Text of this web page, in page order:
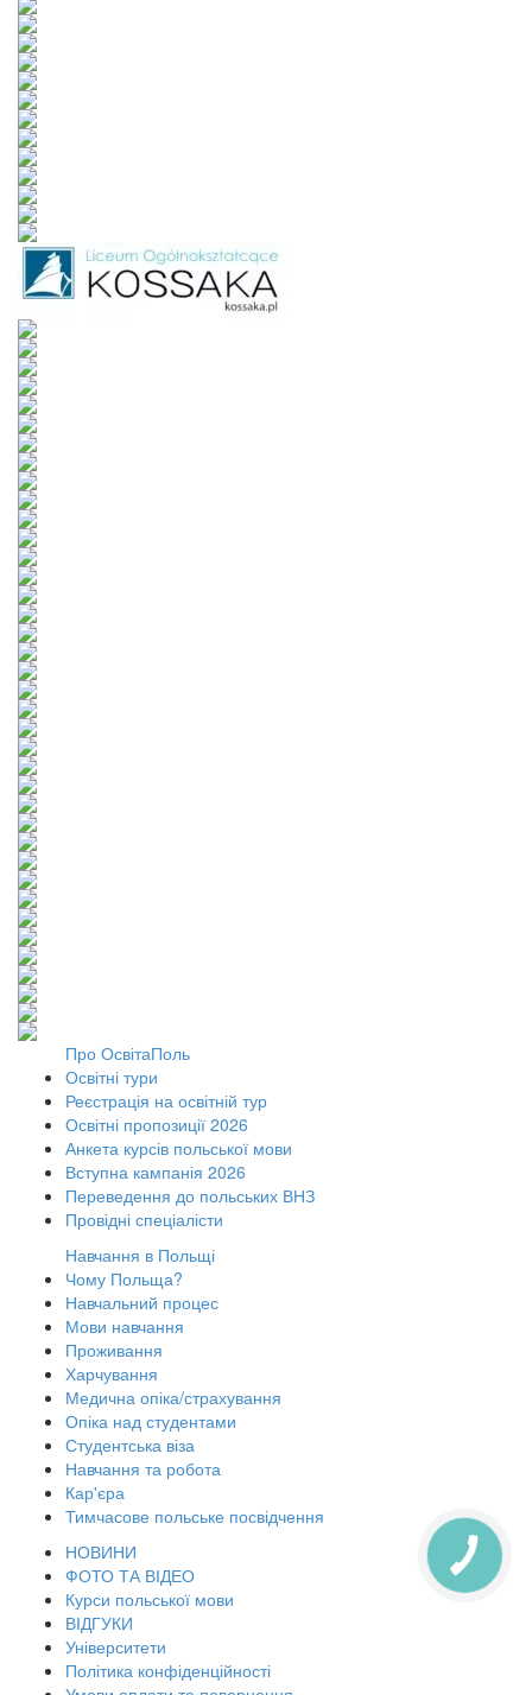
Про ОсвітаПоль
Освітні тури
Реєстрація на освітній тур
Освітні пропозиції 2026
Анкета курсів польської мови
Вступна кампанія 2026
Переведення до польських ВНЗ
Провідні спеціалісти
Навчання в Польщі
Чому Польща?
Навчальний процес
Мови навчання
Проживання
Харчування
Медична опіка/страхування
Опіка над студентами
Студентська віза
Навчання та робота
Кар'єра
Тимчасове польське посвідчення
НОВИНИ
ФОТО ТА ВІДЕО
Курси польської мови
ВІДГУКИ
Університети
Політика конфіденційності
КНОПКА
ЗВ'ЯЗКУ